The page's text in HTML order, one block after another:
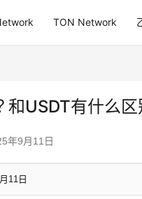
TON Network
USDT有什么区
年9月11日
11日